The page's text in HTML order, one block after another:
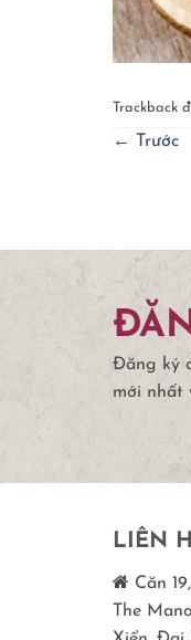
Trackback
← Trước
Đăng ký
mới nhất
LIÊN
Căn
The